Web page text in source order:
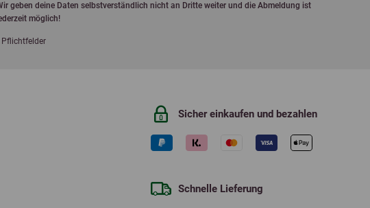
geben deine Daten selbstverständlich nicht an Dritte weiter und die Abmeldung ist
möglich!
Pflichtfelder
Sicher einkaufen und bezahlen
Schnelle Lieferung